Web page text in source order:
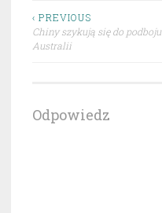
Nawigacja
wpisu
‹ PREVIOUS
Chiny szykują się do podboju
Australii
Odpowiedz